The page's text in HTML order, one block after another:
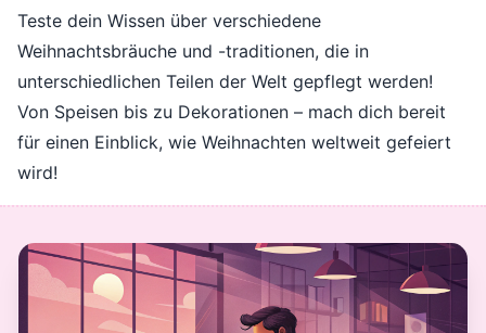
Teste dein Wissen über verschiedene
Weihnachtsbräuche und -traditionen, die in
unterschiedlichen Teilen der Welt gepflegt werden!
Von Speisen bis zu Dekorationen – mach dich bereit
für einen Einblick, wie Weihnachten weltweit gefeiert
wird!